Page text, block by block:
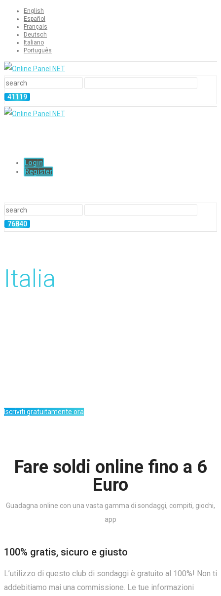
English
Español
Français
Deutsch
Italiano
Português
Login
Register
Italia
Iscriviti gratuitamente ora
Fare soldi online fino a 6
Euro
Guadagna online con una vasta gamma di sondaggi, compiti, giochi,
app
100% gratis, sicuro e giusto
L’utilizzo di questo club di sondaggi è gratuito al 100%! Non ti
addebitiamo mai una commissione. Le tue informazioni